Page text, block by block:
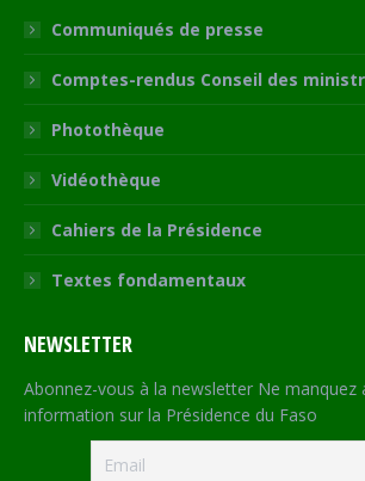
Communiqués de presse
Comptes-rendus Conseil des
Photothèque
Vidéothèque
Cahiers de la Présidence
Textes fondamentaux
NEWSLETTER
Abonnez-vous à la newsletter Ne manquez
information sur la Présidence du Faso